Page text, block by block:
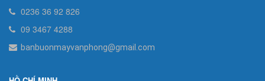
0236 36 92 826
09 3467 4288
banbuonmayvanphong@gmail.com